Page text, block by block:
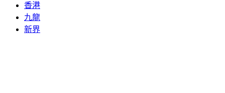
香港
九龍
新界